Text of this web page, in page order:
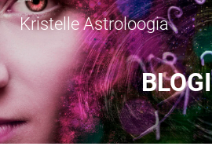
Kristelle Astroloogia
BLOGI